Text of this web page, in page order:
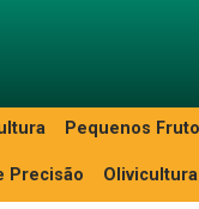
Pequenos
Precisão Olivicultura